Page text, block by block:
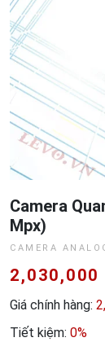
Camera
Mpx)
CAMERA
2,030,000
Giá chính hàng:
Tiết kiệm: 0%